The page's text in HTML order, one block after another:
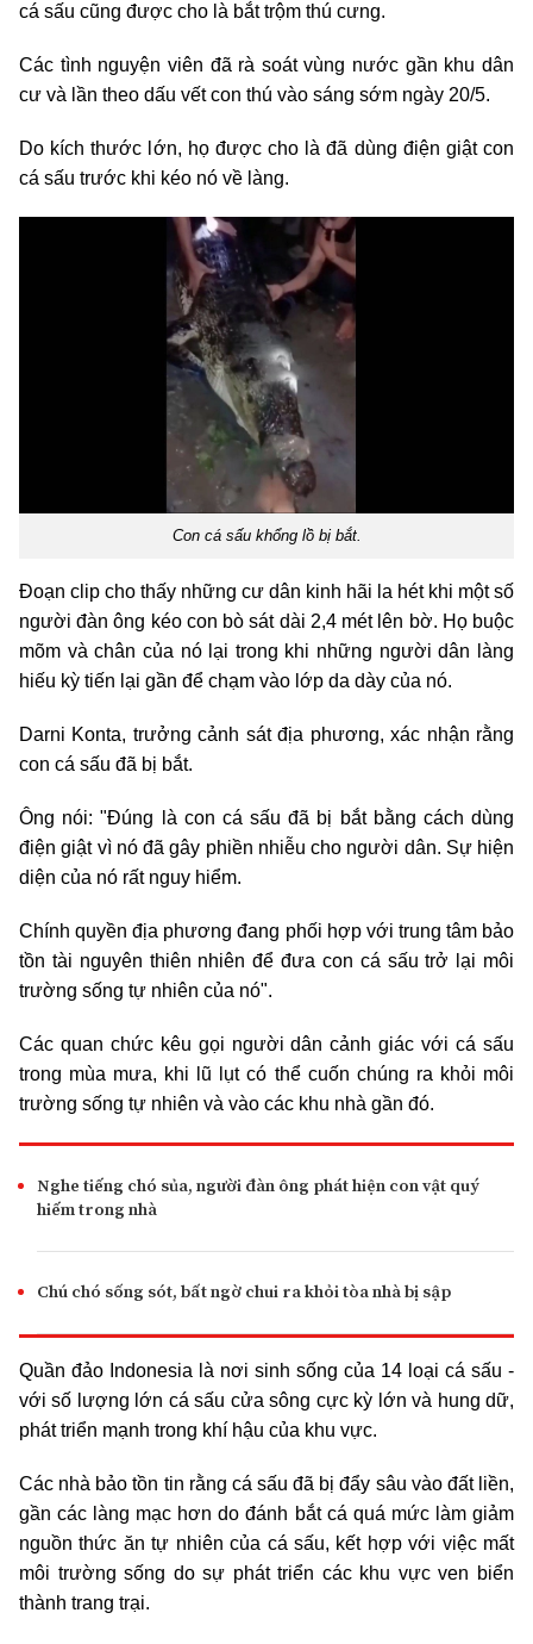
cá sấu cũng được cho là bắt trộm thú cưng.
Các tình nguyện viên đã rà soát vùng nước gần khu dân
cư và lần theo dấu vết con thú vào sáng sớm ngày 20/5.
Do kích thước lớn, họ được cho là đã dùng điện giật con
cá sấu trước khi kéo nó về làng.
Con cá sấu khổng lồ bị bắt.
Đoạn clip cho thấy những cư dân kinh hãi la hét khi một số
người đàn ông kéo con bò sát dài 2,4 mét lên bờ. Họ buộc
mõm và chân của nó lại trong khi những người dân làng
hiếu kỳ tiến lại gần để chạm vào lớp da dày của nó.
Darni Konta, trưởng cảnh sát địa phương, xác nhận rằng
con cá sấu đã bị bắt.
Ông nói: "Đúng là con cá sấu đã bị bắt bằng cách dùng
điện giật vì nó đã gây phiền nhiễu cho người dân. Sự hiện
diện của nó rất nguy hiểm.
Chính quyền địa phương đang phối hợp với trung tâm bảo
tồn tài nguyên thiên nhiên để đưa con cá sấu trở lại môi
trường sống tự nhiên của nó".
Các quan chức kêu gọi người dân cảnh giác với cá sấu
trong mùa mưa, khi lũ lụt có thể cuốn chúng ra khỏi môi
trường sống tự nhiên và vào các khu nhà gần đó.
Nghe tiếng chó sủa, người đàn ông phát hiện con vật quý
hiếm trong nhà
Chú chó sống sót, bất ngờ chui ra khỏi tòa nhà bị sập
Quần đảo Indonesia là nơi sinh sống của 14 loại cá sấu -
với số lượng lớn cá sấu cửa sông cực kỳ lớn và hung dữ,
phát triển mạnh trong khí hậu của khu vực.
Các nhà bảo tồn tin rằng cá sấu đã bị đẩy sâu vào đất liền,
gần các làng mạc hơn do đánh bắt cá quá mức làm giảm
nguồn thức ăn tự nhiên của cá sấu, kết hợp với việc mất
môi trường sống do sự phát triển các khu vực ven biển
thành trang trại.